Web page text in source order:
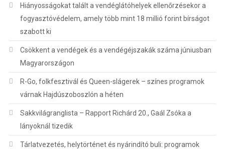
Hiányosságokat talált a vendéglátóhelyek ellenőrzésekor a
fogyasztóvédelem, amely több mint 18 millió forint bírságot
szabott ki
Csökkent a vendégek és a vendégéjszakák száma júniusban
Magyarországon
R-Go, folkfesztivál és Queen-slágerek – színes programok
várnak Hajdúszoboszlón a héten
Sakkvilágranglista – Rapport Richárd 20., Gaál Zsóka a
lányoknál tizedik
Tárlatvezetés, helytörténet és nyárindító buli: programok